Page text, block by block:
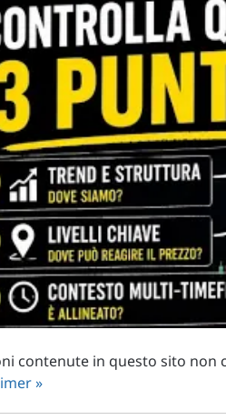
contenute in questo sito
»